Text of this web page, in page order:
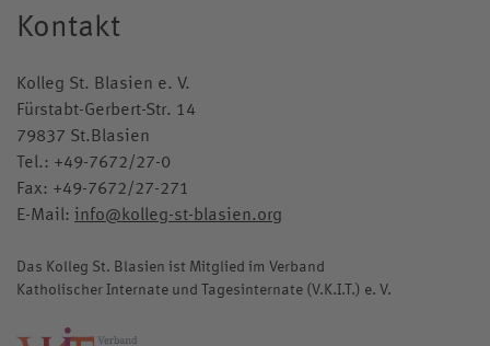
Kontakt
Kolleg St. Blasien e. V.
Fürstabt-Gerbert-Str. 14
79837 St.Blasien
Tel.: +49-7672/27-0
Fax: +49-7672/27-271
E-Mail: info@kolleg-st-blasien.org
Das Kolleg St. Blasien ist Mitglied im Verband
Katholischer Internate und Tagesinternate (V.K.I.T.) e. V.